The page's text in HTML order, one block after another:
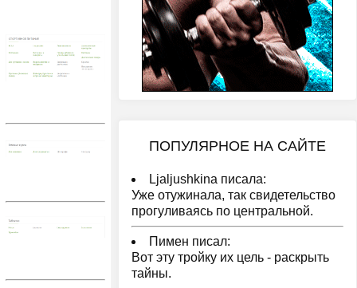
ПОПУЛЯРНОЕ НА САЙТЕ
Ljaljushkina писала:
Уже отужинала, так свидетельство
прогуливаясь по центральной.
Пимен писал:
Вот эту тройку их цель - раскрыть
тайны.